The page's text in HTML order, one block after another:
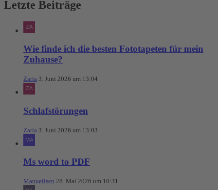
Letzte Beiträge
Wie finde ich die besten Fototapeten für mein
Zuhause?
Zaria 3. Juni 2026 um 13:04
Schlafstörungen
Zaria 3. Juni 2026 um 13:03
Ms word to PDF
Manuellsen 28. Mai 2026 um 10:31